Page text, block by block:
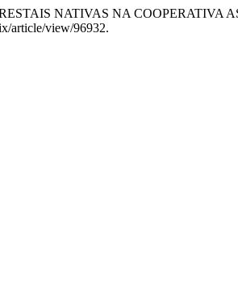
NATIVAS NA
article/view/96932.